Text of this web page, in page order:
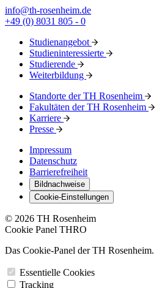
info@th-rosenheim.de
+49 (0) 8031 805 - 0
Studienangebot
Studieninteressierte
Studierende
Weiterbildung
Standorte der TH Rosenheim
Fakultäten der TH Rosenheim
Karriere
Presse
Impressum
Datenschutz
Barrierefreiheit
Bildnachweise
Cookie-Einstellungen
© 2026 TH Rosenheim
Cookie Panel THRO
Das Cookie-Panel der TH Rosenheim.
Essentielle Cookies
Tracking